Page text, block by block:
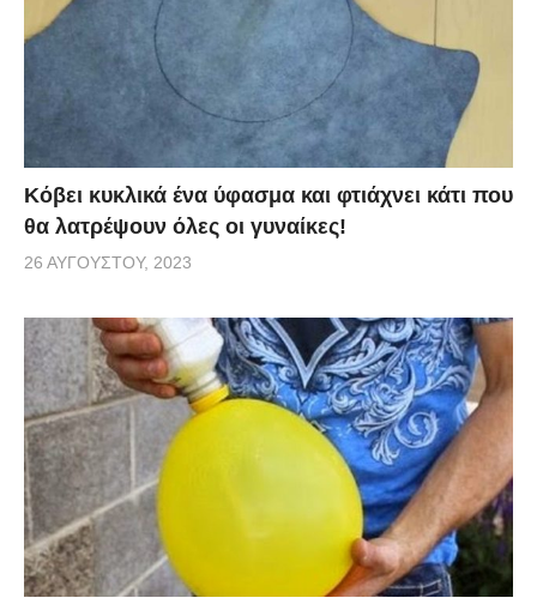
Κόβει κυκλικά ένα ύφασμα και φτιάχνει κάτι που
θα λατρέψουν όλες οι γυναίκες!
26 ΑΥΓΟΎΣΤΟΥ, 2023